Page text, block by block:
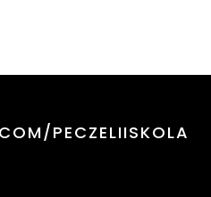
PECZELIISKOLA